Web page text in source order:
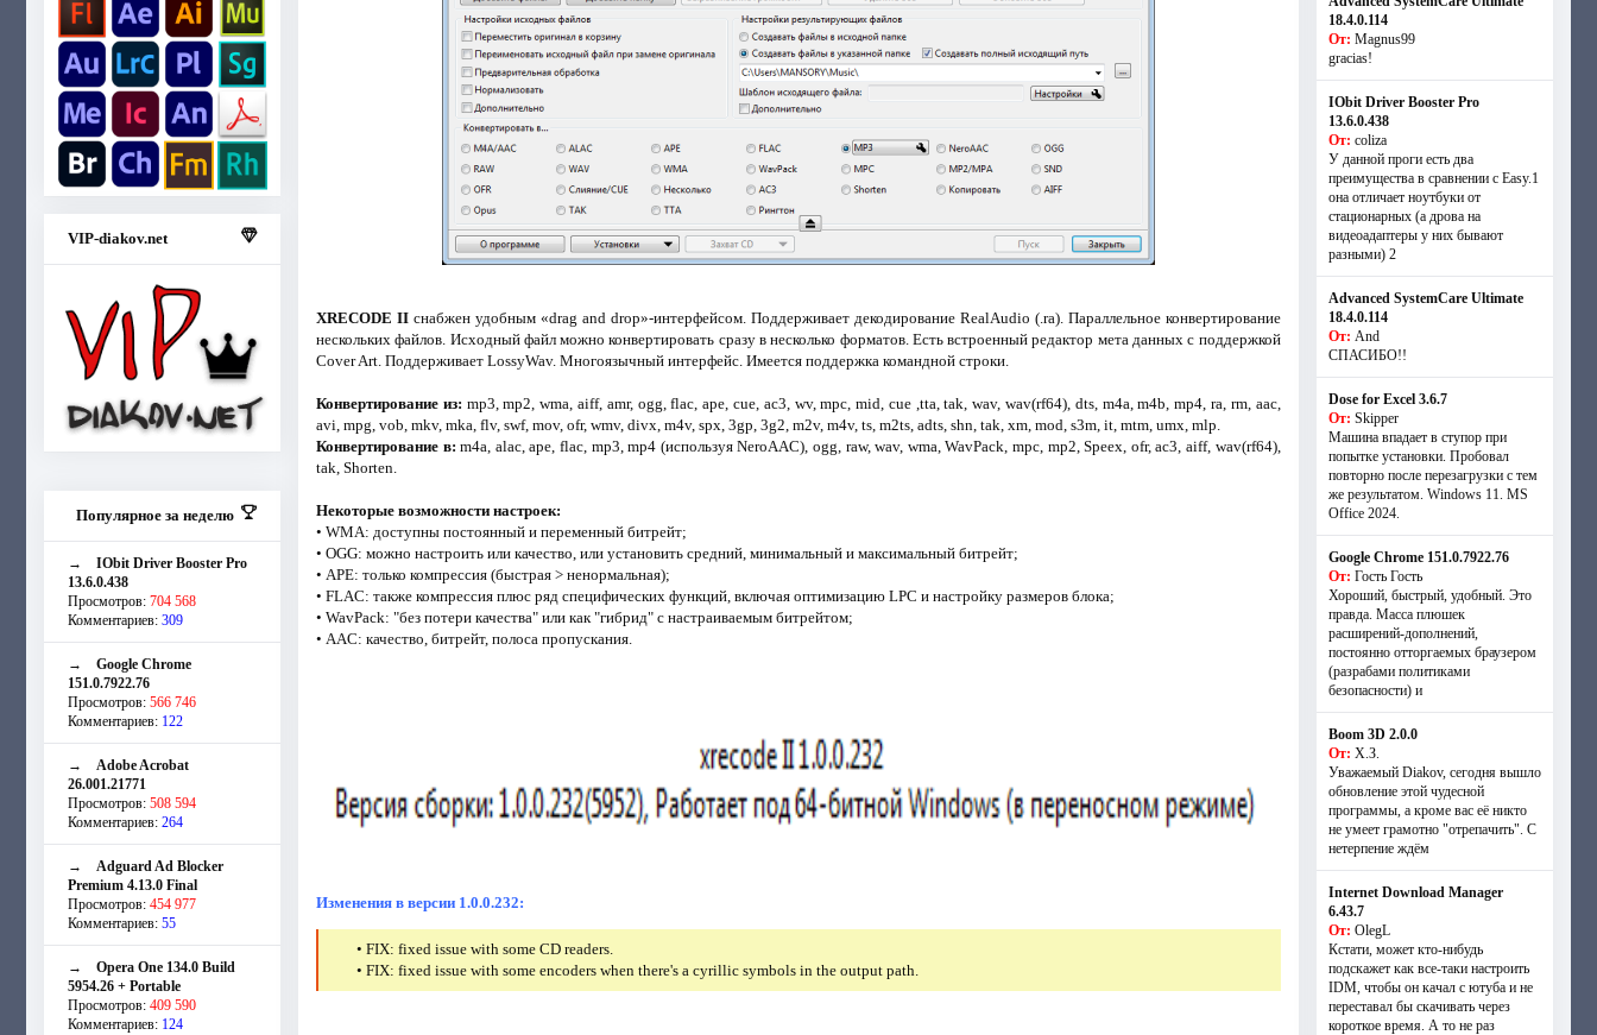
VIP-diakov.net
Популярное за неделю
→ IObit Driver Booster Pro
13.6.0.438
Просмотров: 704 568
Комментариев: 309
→ Google Chrome
151.0.7922.76
Просмотров: 566 746
Комментариев: 122
→ Adobe Acrobat
26.001.21771
Просмотров: 508 594
Комментариев: 264
→ Adguard Ad Blocker
Premium 4.13.0 Final
Просмотров: 454 977
Комментариев: 55
→ Opera One 134.0 Build
5954.26 + Portable
Просмотров: 409 590
Комментариев: 124
XRECODE IIснабжен удобным «drag and drop»-интерфейсом. Поддерживает декодирование RealAudio (.ra). Параллельное конвертирование
нескольких файлов. Исходный файл можно конвертировать сразу в несколько форматов. Есть встроенный редактор мета данных с поддержкой
Cover Art. Поддерживает LossyWav. Многоязычный интерфейс. Имеется поддержка командной строки.
Конвертирование из: mp3, mp2, wma, aiff, amr, ogg, flac, ape, cue, ac3, wv, mpc, mid, cue ,tta, tak, wav, wav(rf64), dts, m4a, m4b, mp4, ra, rm, aac,
avi, mpg, vob, mkv, mka, flv, swf, mov, ofr, wmv, divx, m4v, spx, 3gp, 3g2, m2v, m4v, ts, m2ts, adts, shn, tak, xm, mod, s3m, it, mtm, umx, mlp.
Конвертирование в: m4a, alac, ape, flac, mp3, mp4 (используя NeroAAC), ogg, raw, wav, wma, WavPack, mpc, mp2, Speex, ofr, ac3, aiff, wav(rf64),
tak, Shorten.
Некоторые возможности настроек:
• WMA: доступны постоянный и переменный битрейт;
• OGG: можно настроить или качество, или установить средний, минимальный и максимальный битрейт;
• APE: только компрессия (быстрая > ненормальная);
• FLAC: также компрессия плюс ряд специфических функций, включая оптимизацию LPC и настройку размеров блока;
• WavPack: "без потери качества" или как "гибрид" с настраиваемым битрейтом;
• AAC: качество, битрейт, полоса пропускания.
Изменения в версии 1.0.0.232:
• FIX: fixed issue with some CD readers.
• FIX: fixed issue with some encoders when there's a cyrillic symbols in the output path.
18.4.0.114
От: Magnus99
gracias!
IObit Driver Booster Pro
13.6.0.438
От: coliza
У данной проги есть два
преимущества в сравнении с Easy.1
она отличает ноутбуки от
стационарных (а дрова на
видеоадаптеры у них бывают
разными) 2
Advanced SystemCare Ultimate
18.4.0.114
От: And
СПАСИБО!!
Dose for Excel 3.6.7
От: Skipper
Машина впадает в ступор при
попытке установки. Пробовал
повторно после перезагрузки с тем
же результатом. Windows 11. MS
Offiсe 2024.
Google Chrome 151.0.7922.76
От: Гость Гость
Хороший, быстрый, удобный. Это
правда. Масса плюшек
расширений-дополнений,
постоянно отторгаемых браузером
(разрабами политиками
безопасности) и
Boom 3D 2.0.0
От: Х.З.
Уважаемый Diakov, сегодня вышло
обновление этой чудесной
программы, а кроме вас её никто
не умеет грамотно "отрепачить". С
нетерпение ждём
Internet Download Manager
6.43.7
От: OlegL
Кстати, может кто-нибудь
подскажет как все-таки настроить
IDM, чтобы он качал с ютуба и не
переставал бы скачивать через
короткое время. А то не раз